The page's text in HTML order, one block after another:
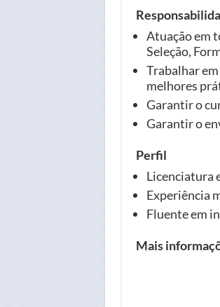
Atuação em
Seleção,
Trabalhar
melhores
Garantir o
Garantir o
Perfil
Licenciatura
Experiência
Fluente em
Mais